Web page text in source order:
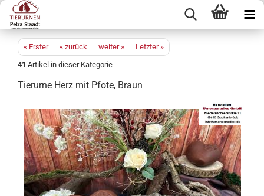
« Erster « zurück weiter »
Letzter »
41 Artikel in dieser Kategorie
Tierurne Herz mit Pfote, Braun